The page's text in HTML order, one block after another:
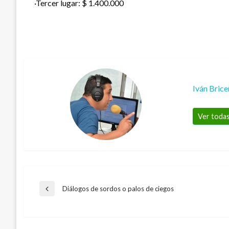
·Tercer lugar: $ 1.400.000
Iván
Ver
Navegación
Entrada
Diálogos de sordos o palos de ciegos